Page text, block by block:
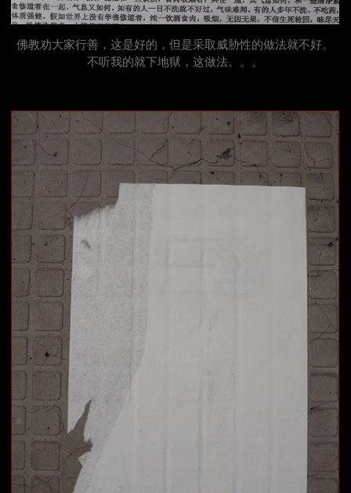
佛教劝大家行善，这是好的，但是采取威胁性的做法就不好。
不听我的就下地狱，这做法。。。